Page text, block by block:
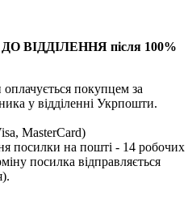
ВІДДІЛЕННЯ після 100%
оплачується покупцем за
у відділенні Укрпошти.
MasterCard)
посилки на пошті - 14 робочих
посилка відправляється